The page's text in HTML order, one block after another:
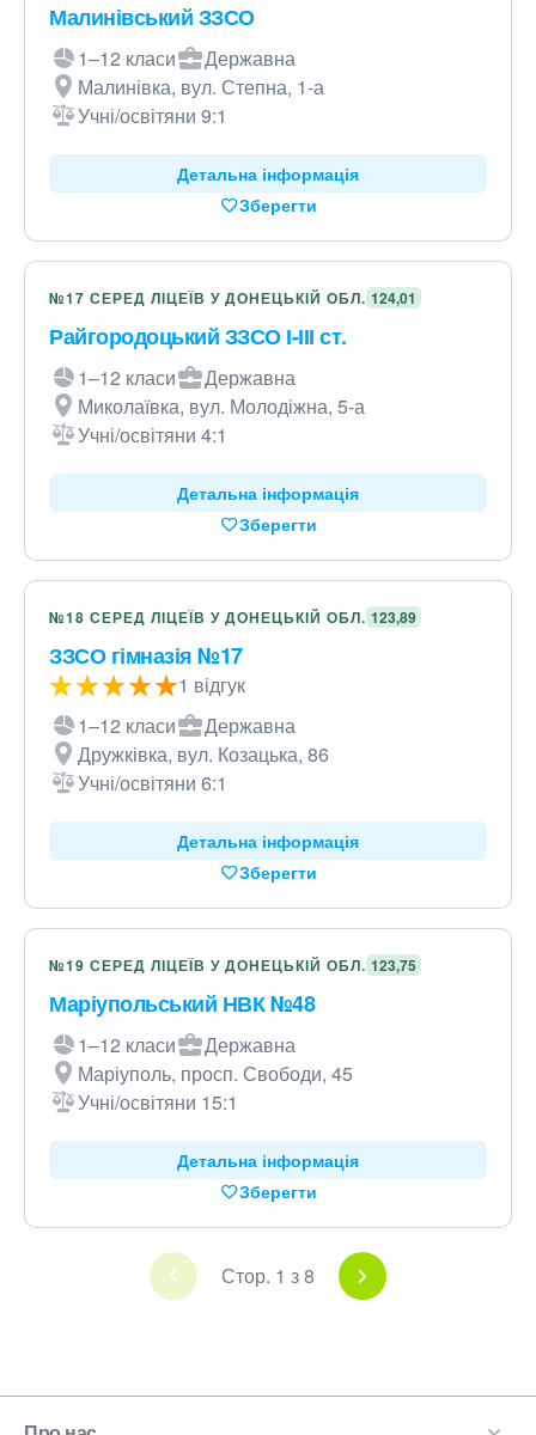
Малинівський ЗЗСО
1–12 класи
Державна
Малинівка, вул. Степна, 1-а
Учні/освітяни 9:1
Детальна інформація
Зберегти
№17 СЕРЕД ЛІЦЕЇВ У ДОНЕЦЬКІЙ ОБЛ. 124,01
Райгородоцький ЗЗСО І-ІІІ ст.
1–12 класи
Державна
Миколаївка, вул. Молодіжна, 5-а
Учні/освітяни 4:1
Детальна інформація
Зберегти
№18 СЕРЕД ЛІЦЕЇВ У ДОНЕЦЬКІЙ ОБЛ. 123,89
ЗЗСО гімназія №17
1 відгук
1–12 класи
Державна
Дружківка, вул. Козацька, 86
Учні/освітяни 6:1
Детальна інформація
Зберегти
№19 СЕРЕД ЛІЦЕЇВ У ДОНЕЦЬКІЙ ОБЛ. 123,75
Маріупольський НВК №48
1–12 класи
Державна
Маріуполь, просп. Свободи, 45
Учні/освітяни 15:1
Детальна інформація
Зберегти
Стор. 1 з 8